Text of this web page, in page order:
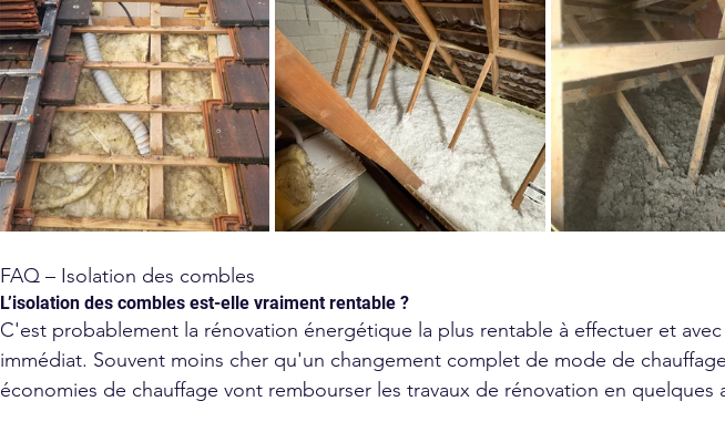
FAQ – Isolation des combles
L’isolation des combles est-elle vraiment rentable ?
C'est probablement la rénovation énergétique la plus rentable à effectuer et
immédiat. Souvent moins cher qu'un changement complet de mode de
économies de chauffage vont rembourser les travaux de rénovation en quelques